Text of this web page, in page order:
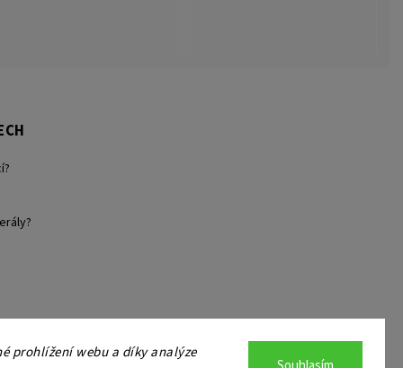
prohlížení webu a díky analýze